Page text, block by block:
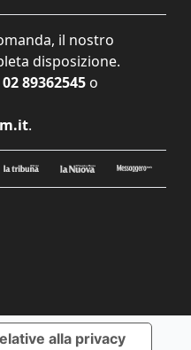
il nostro
disposizione.
02 89362545 o
.
alla privacy